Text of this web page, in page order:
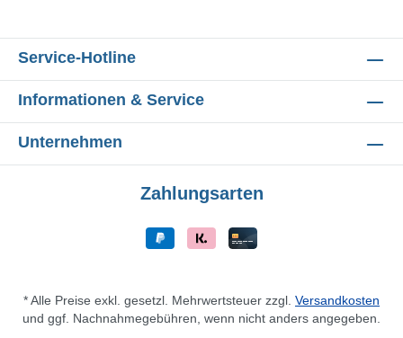
Service-Hotline
Informationen & Service
Unternehmen
Zahlungsarten
* Alle Preise exkl. gesetzl. Mehrwertsteuer zzgl. Versandkosten
und ggf. Nachnahmegebühren, wenn nicht anders angegeben.